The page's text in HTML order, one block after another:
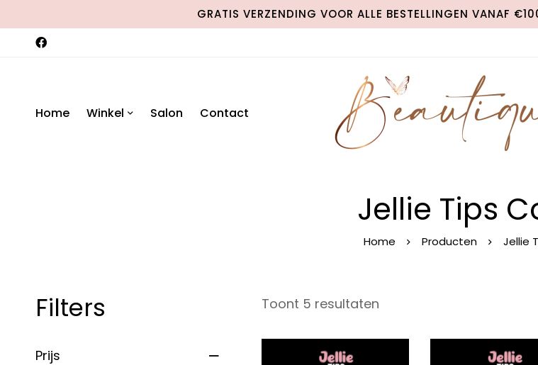
GRATIS VERZENDING VOOR ALLE BESTELLINGEN VANAF
Home Winkel Salon Contact
Jellie Tips
Home Producten Jellie
Filters
Prijs
Toont 5 resultaten